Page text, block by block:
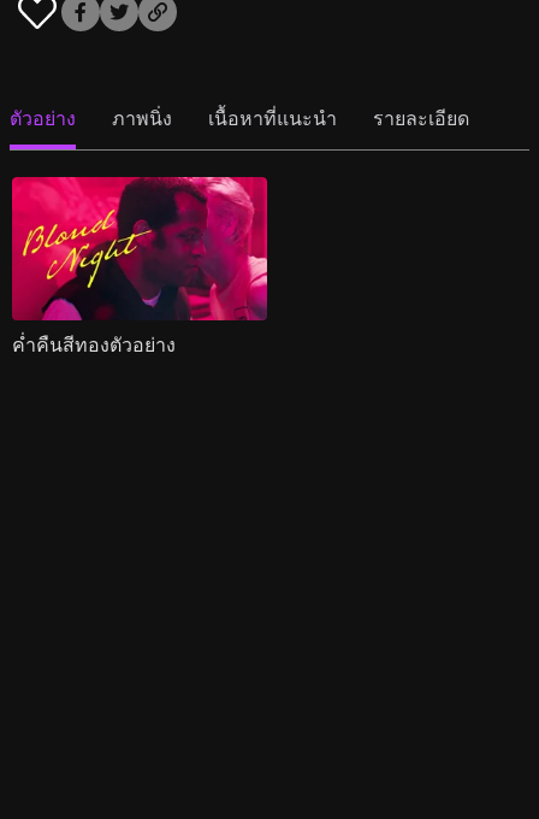
ตัวอย่าง ภาพนิ่ง เนื้อหาที่แนะนำ รายละเอียด
ค่ำคืนสีทองตัวอย่าง